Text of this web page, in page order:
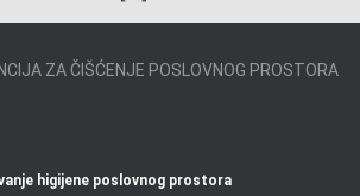
ZA ČIŠĆENJE POSLOVNOG PROSTORA
higijene poslovnog prostora